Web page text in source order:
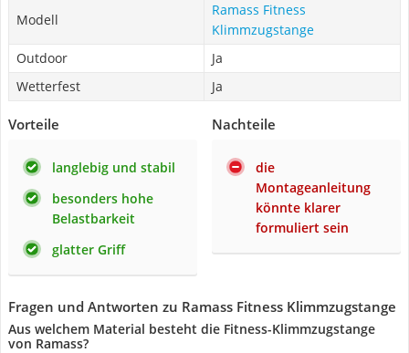
Modell
Ramass Fitness
Klimmzugstange
Outdoor
Ja
Wetterfest
Ja
Vorteile
langlebig und stabil
besonders hohe
Belastbarkeit
glatter Griff
Nachteile
die
Montageanleitung
könnte klarer
formuliert sein
Fragen und Antworten zu Ramass Fitness Klimmzugstange
Aus welchem Material besteht die Fitness-Klimmzugstange
von Ramass?